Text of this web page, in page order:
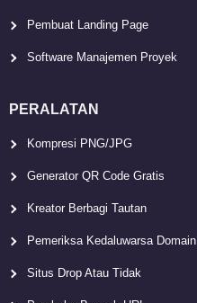
Pembuat Landing Page
Software Manajemen Proyek
PERALATAN
Kompresi PNG/JPG
Generator QR Code Gratis
Kreator Berbagi Tautan
Pemeriksa Kedaluwarsa Domain
Situs Drop Atau Tidak